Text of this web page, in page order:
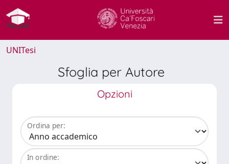
UNITesi
Sfoglia per Autore
Opzioni
Ordina per:
In ordine: